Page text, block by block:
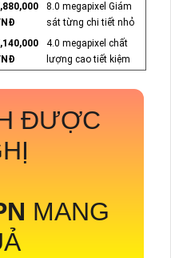
8.0 megapixel Giám
sát từng chi tiết nhỏ
4.0 megapixel chất
lượng cao tiết kiệm
ĐƯỢC
MANG